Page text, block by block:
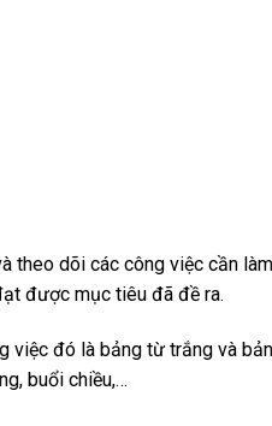
theo dõi các công việc cần
được mục tiêu đã đề ra.
việc đó là bảng từ trắng và
buổi chiều,…